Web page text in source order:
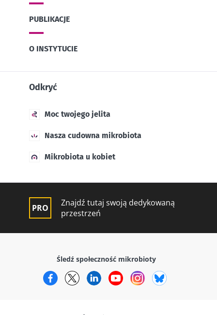
PUBLIKACJE
O INSTYTUCIE
Odkryć
Moc twojego jelita
Nasza cudowna mikrobiota
Mikrobiota u kobiet
Znajdź tutaj swoją dedykowaną
przestrzeń
Śledź społeczność mikrobioty
FacebookTwitterLinkedInYouTubeInstagram